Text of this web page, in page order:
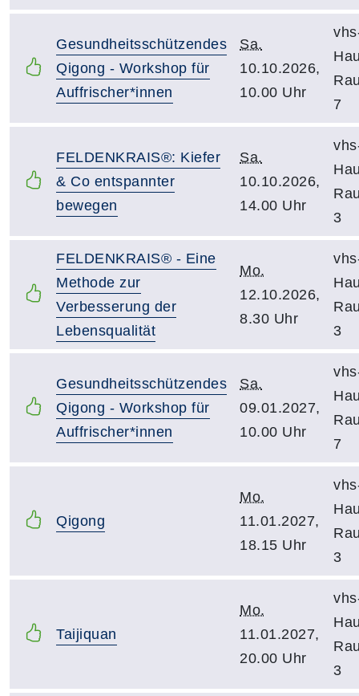
Gesundheitsschützendes
Qigong - Workshop für
Auffrischer*innen
Sa.
10.10.2026,
10.00 Uhr
7
FELDENKRAIS®: Kiefer
& Co entspannter
bewegen
Sa.
10.10.2026,
14.00 Uhr
3
FELDENKRAIS® - Eine
Methode zur
Verbesserung der
Lebensqualität
Mo.
12.10.2026,
8.30 Uhr
3
Gesundheitsschützendes
Qigong - Workshop für
Auffrischer*innen
Sa.
09.01.2027,
10.00 Uhr
7
Qigong
Mo.
11.01.2027,
18.15 Uhr
3
Taijiquan
Mo.
11.01.2027,
20.00 Uhr
3